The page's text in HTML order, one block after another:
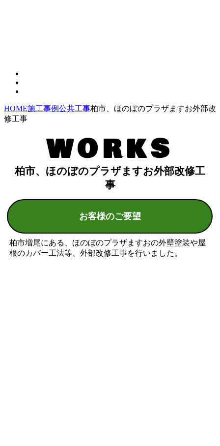
HOME施工事例公共工事柏市、ほのぼのプラザますお外部改
修工事
WORKS
柏市、ほのぼのプラザますお外部改修工
事
お客様のご要望
柏市増尾にある、ほのぼのプラザますおの外壁塗装や屋
根のカバー工法等、外部改修工事を行いました。